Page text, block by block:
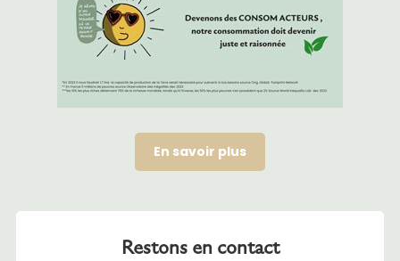
En savoir plus
Restons en contact